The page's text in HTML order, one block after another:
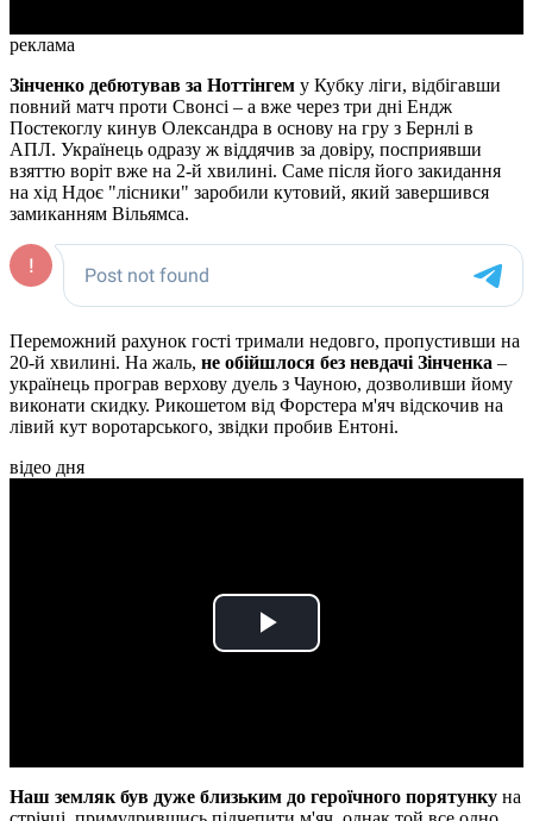
реклама
Зінченко дебютував за Ноттінгем у Кубку ліги, відбігавши
повний матч проти Свонсі – а вже через три дні Ендж
Постекоглу кинув Олександра в основу на гру з Бернлі в
АПЛ. Українець одразу ж віддячив за довіру, посприявши
взяттю воріт вже на 2-й хвилині. Саме після його закидання
на хід Ндоє "лісники" заробили кутовий, який завершився
замиканням Вільямса.
Переможний рахунок гості тримали недовго, пропустивши на
20-й хвилині. На жаль, не обійшлося без невдачі Зінченка –
українець програв верхову дуель з Чауною, дозволивши йому
виконати скидку. Рикошетом від Форстера м'яч відскочив на
лівий кут воротарського, звідки пробив Ентоні.
відео дня
Play
Наш земляк був дуже близьким до героїчного порятунку на